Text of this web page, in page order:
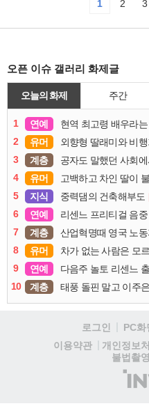
1 2 3
오픈 이슈 갤러리 화제글
오늘의 화제 주간
1 연예 현역 최고령 배우라
2
유머 외향형 딸래미와 비
3
계층 공자도 말했던 사회
4
유머 고백하고 차인 딸이
5
지식 중력댐의 건축해부도
6
연예 리센느 프리티걸 음
7
계층 산업혁명때 영국 노
8
유머 차가 없는 사람은 모
9
연예 다음주 놀토 리센느
10
계층 태풍 돌핀 말고 이주
로그인 PC화
이용약관
개인정보
불법촬